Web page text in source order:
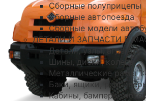
Сборные полуприцепы
Сборные автопоезда
Сборные модели
ДЕТАЛИ И ЗАПЧАСТИ В
Детали, узлы, агрегаты
Шины, диски, колеса
Металлические рамы
Баки, ящики, рессиверы
Кабины, бамперы,